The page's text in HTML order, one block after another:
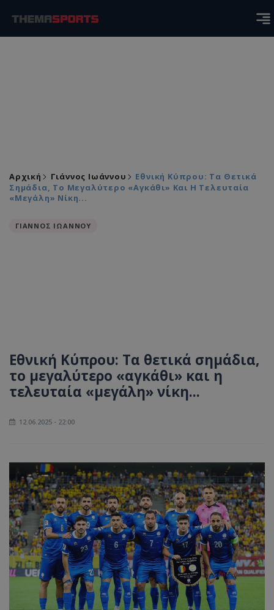
Αρχική Γιάννος Ιωάννου
Εθνική Κύπρου: Τα Θετικά
Σημάδια, Το Μεγαλύτερο «αγκάθι» Και Η Τελευταία
«μεγάλη» Νίκη...
ΓΙΑΝΝΟΣ ΙΩΑΝΝΟΥ
Εθνική Κύπρου: Τα θετικά σημάδια,
το μεγαλύτερο «αγκάθι» και η
τελευταία «μεγάλη» νίκη...
12.06.2025 - 22:00